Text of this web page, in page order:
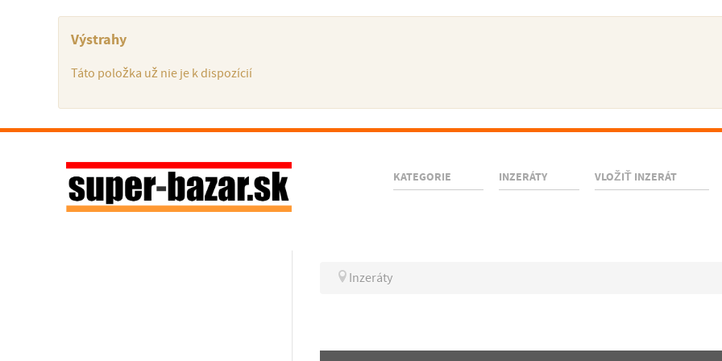
Výstrahy
Táto položka už nie je k dispozícií
KATEGORIE INZERÁTY VLOŽIŤ INZERÁT
Inzeráty